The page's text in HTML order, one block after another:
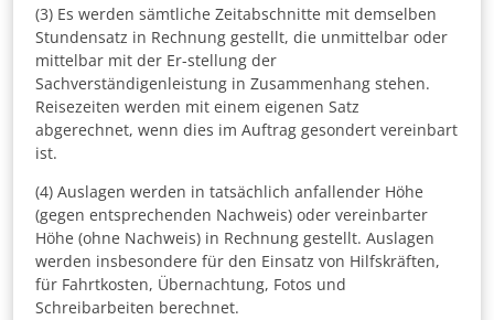
(3) Es werden sämtliche Zeitabschnitte mit demselben
Stundensatz in Rechnung gestellt, die unmittelbar oder
mittelbar mit der Er-stellung der
Sachverständigenleistung in Zusammenhang stehen.
Reisezeiten werden mit einem eigenen Satz
abgerechnet, wenn dies im Auftrag gesondert vereinbart
ist.
(4) Auslagen werden in tatsächlich anfallender Höhe
(gegen entsprechenden Nachweis) oder vereinbarter
Höhe (ohne Nachweis) in Rechnung gestellt. Auslagen
werden insbesondere für den Einsatz von Hilfskräften,
für Fahrtkosten, Übernachtung, Fotos und
Schreibarbeiten berechnet.